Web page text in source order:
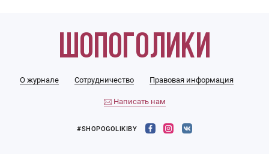
О журнале Сотрудничество Правовая информация
Написать нам
#SHOPOGOLIKIBY